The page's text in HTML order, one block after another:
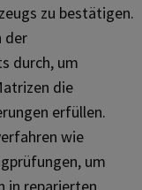
zu bestätigen.
der
durch, um
die
erfüllen.
wie
um